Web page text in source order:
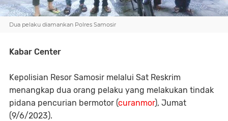
Dua pelaku diamankan Polres Samosir
Kabar Center
Kepolisian Resor Samosir melalui Sat Reskrim
menangkap dua orang pelaku yang melakukan tindak
pidana pencurian bermotor (curanmor), Jumat
(9/6/2023).